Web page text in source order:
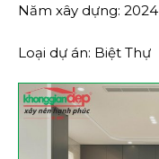
Năm xây dựng: 2024
Loại dự án: Biệt Thự